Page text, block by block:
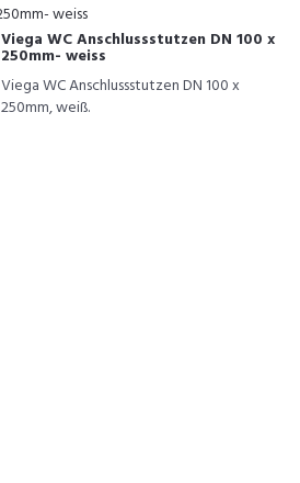
Viega WC Anschlussstutzen DN 100 x
250mm- weiss
Viega WC Anschlussstutzen DN 100 x
250mm, weiß.